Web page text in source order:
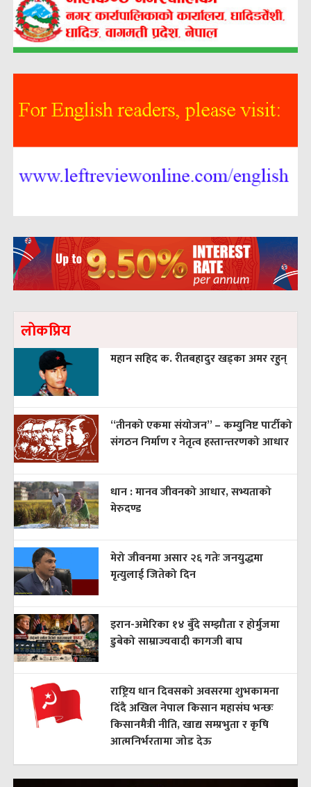
लाेकप्रिय
महान सहिद क. रीतबहादुर खड्‌का अमर रहुन्
“तीनको एकमा संयोजन” – कम्युनिष्ट पार्टीको
संगठन निर्माण र नेतृत्व हस्तान्तरणको आधार
धान : मानव जीवनको आधार, सभ्यताको
मेरुदण्ड
मेरो जीवनमा असार २६ गतेः जनयुद्धमा
मृत्युलाई जितेको दिन
इरान-अमेरिका १४ बुँदे सम्झौता र होर्मुजमा
डुबेको साम्राज्यवादी कागजी बाघ
राष्ट्रिय धान दिवसको अवसरमा शुभकामना
दिँदै अखिल नेपाल किसान महासंघ भन्छः
किसानमैत्री नीति, खाद्य सम्प्रभुता र कृषि
आत्मनिर्भरतामा जोड देऊ